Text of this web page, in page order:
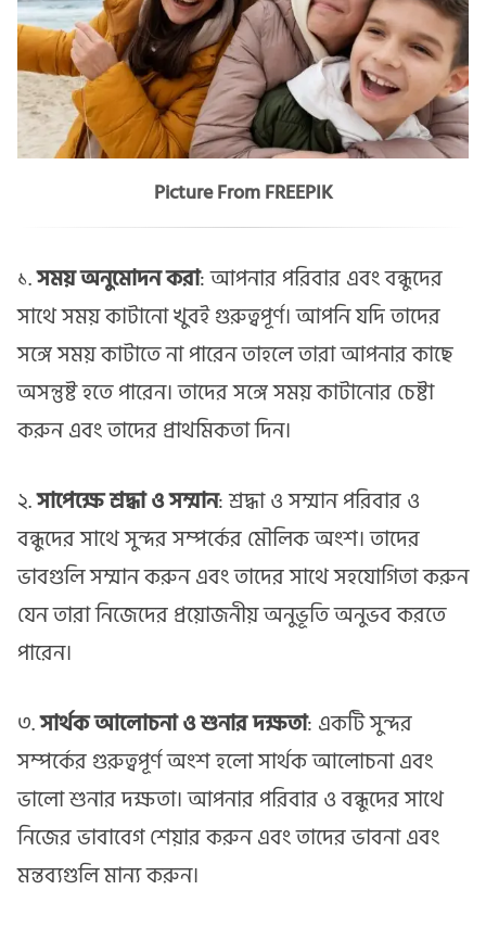
Picture From FREEPIK
১.সময় অনুমোদন করা: আপনার পরিবার এবং বন্ধুদের
সাথে সময় কাটানো খুবই গুরুত্বপূর্ণ। আপনি যদি তাদের
সঙ্গে সময় কাটাতে না পারেন তাহলে তারা আপনার কাছে
অসন্তুষ্ট হতে পারেন। তাদের সঙ্গে সময় কাটানোর চেষ্টা
করুন এবং তাদের প্রাথমিকতা দিন।
২.সাপেক্ষে শ্রদ্ধা ও সম্মান: শ্রদ্ধা ও সম্মান পরিবার ও
বন্ধুদের সাথে সুন্দর সম্পর্কের মৌলিক অংশ। তাদের
ভাবগুলি সম্মান করুন এবং তাদের সাথে সহযোগিতা করুন
যেন তারা নিজেদের প্রয়োজনীয় অনুভূতি অনুভব করতে
পারেন।
৩.সার্থক আলোচনা ও শুনার দক্ষতা: একটি সুন্দর
সম্পর্কের গুরুত্বপূর্ণ অংশ হলো সার্থক আলোচনা এবং
ভালো শুনার দক্ষতা। আপনার পরিবার ও বন্ধুদের সাথে
নিজের ভাবাবেগ শেয়ার করুন এবং তাদের ভাবনা এবং
মন্তব্যগুলি মান্য করুন।